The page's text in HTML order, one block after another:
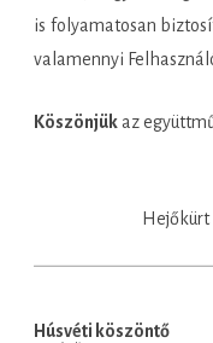
is folyamatosan
valamennyi
Köszönjük az
Húsvéti köszöntő